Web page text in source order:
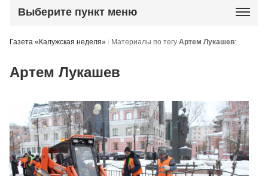
Выберите пункт меню
Газета «Калужская неделя» / Материалы по тегуАртем Лукашев:
Артем Лукашев